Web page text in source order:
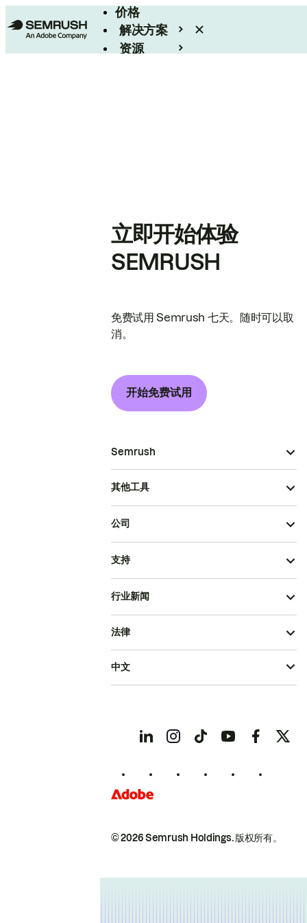
价格
解决方案
资源
立即开始体验
SEMRUSH
免费试用 Semrush 七天。随时可以取
消。
开始免费试用
Semrush
其他工具
公司
支持
行业新闻
© 2026 Semrush Holdings.版权所有。
法律
中文